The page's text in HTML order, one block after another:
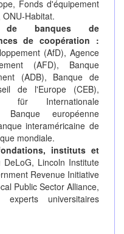
Fonds d'équipement
Habitat.
de banques de
de coopération :
(AfD), Agence
(AFD), Banque
(ADB), Banque de
de l'Europe (CEB),
für Internationale
Banque européenne
interaméricaine de
mondiale.
instituts et
DeLoG, Lincoln Institute
Revenue Initiative
Public Sector Alliance,
universitaires